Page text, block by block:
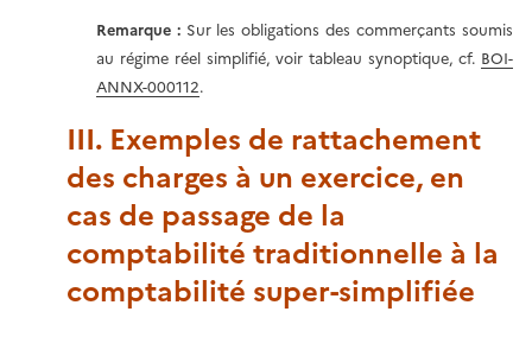
Remarque :Sur les obligations des commerçants soumis
au régime réel simplifié, voir tableau synoptique, cf. BOI-
ANNX-000112.
III. Exemples de rattachement
des charges à un exercice, en
cas de passage de la
comptabilité traditionnelle à la
comptabilité super-simplifiée